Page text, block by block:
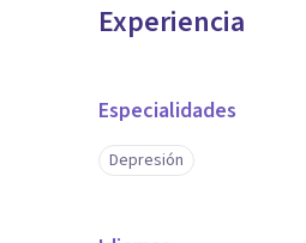
Experiencia
Especialidades
Depresión